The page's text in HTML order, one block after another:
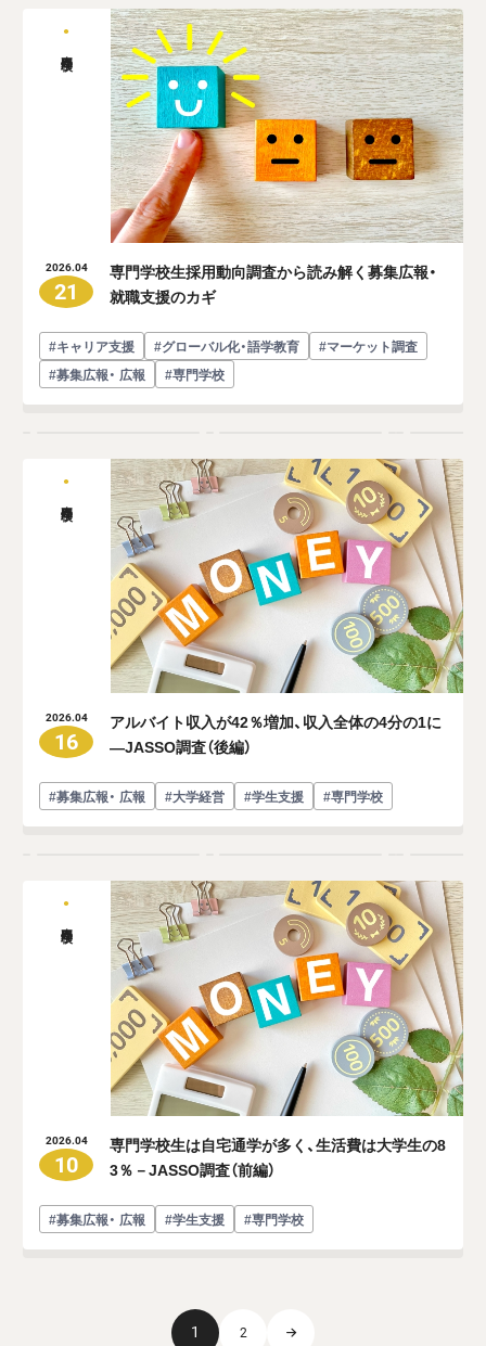
2026.04
21
専門学校生採用動向調査から読み解く募集広報・
就職支援のカギ
#キャリア支援 #グローバル化・語学教育
#マーケット調査
#募集広報・ 広報
#専門学校
2026.04
16
アルバイト収入が42％増加、収入全体の4分の1に
―JASSO調査（後編）
#募集広報・ 広報 #大学経営 #学生支援 #専門学校
2026.04
10
専門学校生は自宅通学が多く、生活費は大学生の8
3％－JASSO調査（前編）
#募集広報・ 広報 #学生支援 #専門学校
1 2